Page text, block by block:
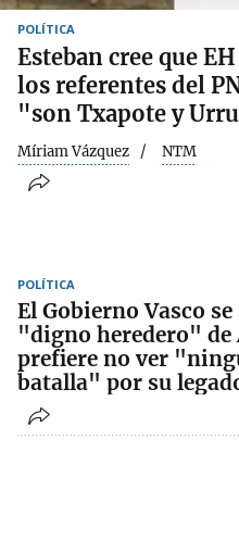
POLÍTICA
Esteban cree que
los referentes del
"son Txapote y
Míriam Vázquez NTM
POLÍTICA
El Gobierno Vasco
"digno heredero" de
prefiere no ver
batalla" por su